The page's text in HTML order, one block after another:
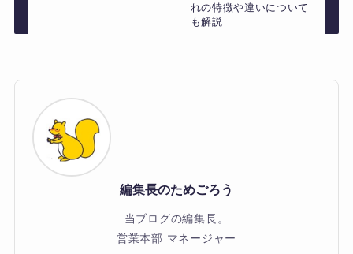
れの特徴や違いについて
も解説
編集長のためごろう
当ブログの編集長。
営業本部 マネージャー